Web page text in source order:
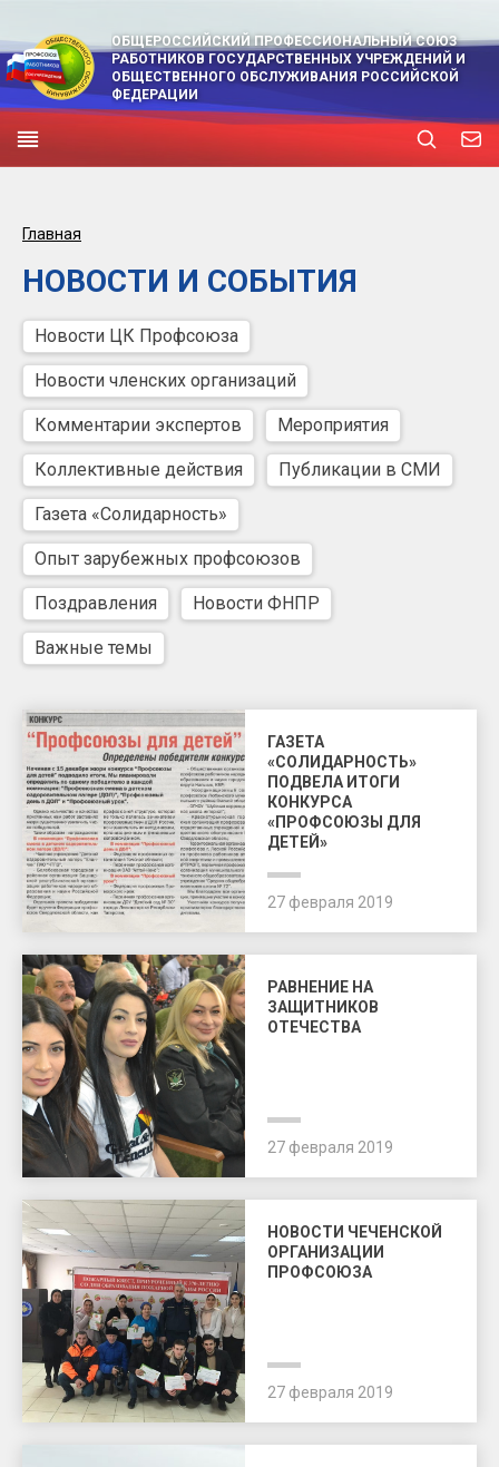
ОБЩЕРОССИЙСКИЙ ПРОФЕССИОНАЛЬНЫЙ СОЮЗ
РАБОТНИКОВ ГОСУДАРСТВЕННЫХ УЧРЕЖДЕНИЙ И
ОБЩЕСТВЕННОГО ОБСЛУЖИВАНИЯ РОССИЙСКОЙ
ФЕДЕРАЦИИ
Главная
НОВОСТИ И СОБЫТИЯ
Новости ЦК Профсоюза
Новости членских организаций
Комментарии экспертов Мероприятия
Коллективные действия Публикации в СМИ
Газета «Солидарность»
Опыт зарубежных профсоюзов
Поздравления Новости ФНПР
Важные темы
ГАЗЕТА
«СОЛИДАРНОСТЬ»
ПОДВЕЛА ИТОГИ
КОНКУРСА
«ПРОФСОЮЗЫ ДЛЯ
ДЕТЕЙ»
27 февраля 2019
РАВНЕНИЕ НА
ЗАЩИТНИКОВ
ОТЕЧЕСТВА
27 февраля 2019
НОВОСТИ ЧЕЧЕНСКОЙ
ОРГАНИЗАЦИИ
ПРОФСОЮЗА
27 февраля 2019